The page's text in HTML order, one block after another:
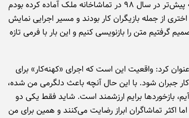
وی افزود: نمایش «کهنه‌کار» در واقع متنی بود که پیش‌تر در سال ۹۸ در تماشاخانه ملک آماده کرده بودم
از جمله بازیگران کار بودند و مسیر اجرایی نمایش
متن را بازنویسی کنیم و این بار با فرمی تازه
عنوان کرد: واقعیت این است که اجرای «کهنه‌کار» برای
جبران شود. با این حال آنچه باعث دلگرمی من شده،
بازخوردها برایم ارزشمند است. شاید فقط یکی دو
تماشاگران ابراز رضایت می‌کنند و همین برای من